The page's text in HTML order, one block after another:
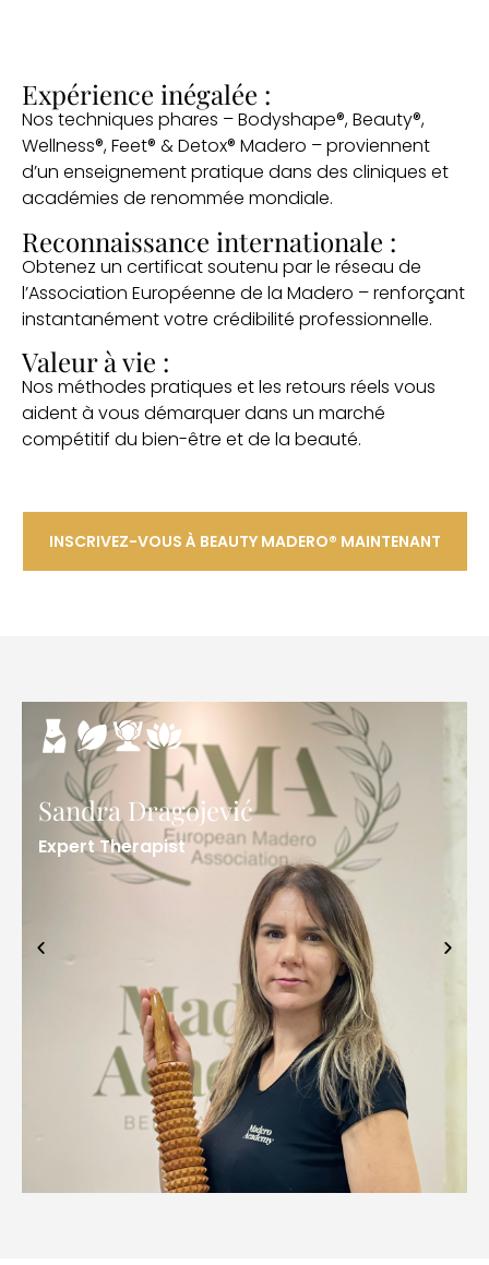
Expérience inégalée :
Nos techniques phares – Bodyshape®, Beauty®,
Wellness®, Feet® & Detox® Madero – proviennent
d’un enseignement pratique dans des cliniques et
académies de renommée mondiale.
Reconnaissance internationale :
Obtenez un certificat soutenu par le réseau de
l’Association Européenne de la Madero – renforçant
instantanément votre crédibilité professionnelle.
Valeur à vie :
Nos méthodes pratiques et les retours réels vous
aident à vous démarquer dans un marché
compétitif du bien-être et de la beauté.
INSCRIVEZ-VOUS À BEAUTY MADERO® MAINTENANT
Sandra Dragojević
Expert Therapist